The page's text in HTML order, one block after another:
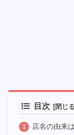
目次
店名の由来